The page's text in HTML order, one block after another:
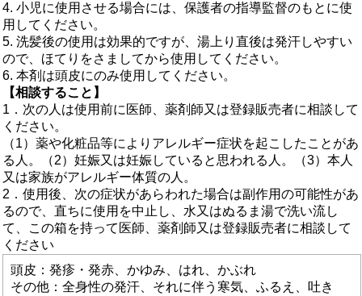
4. 小児に使用させる場合には、保護者の指導監督のもとに使
用してください。
5. 洗髪後の使用は効果的ですが、湯上り直後は発汗しやすい
ので、ほてりをさましてから使用してください。
6. 本剤は頭皮にのみ使用してください。
【相談すること】
1．次の人は使用前に医師、薬剤師又は登録販売者に相談して
ください。
（1）薬や化粧品等によりアレルギー症状を起こしたことがあ
る人。（2）妊娠又は妊娠していると思われる人。（3）本人
又は家族がアレルギー体質の人。
2．使用後、次の症状があらわれた場合は副作用の可能性があ
るので、直ちに使用を中止し、水又はぬるま湯で洗い流し
て、この箱を持って医師、薬剤師又は登録販売者に相談して
ください
頭皮：発疹・発赤、かゆみ、はれ、かぶれ
その他：全身性の発汗、それに伴う寒気、ふるえ、吐き